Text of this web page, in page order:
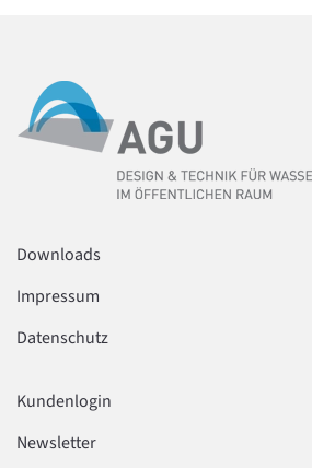
Downloads
Impressum
Datenschutz
Kundenlogin
Newsletter